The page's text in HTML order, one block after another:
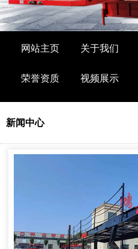
网站主页 关于我们
荣誉资质 视频展示
新闻中心